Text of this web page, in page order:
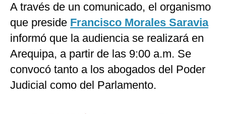
A través de un comunicado, el organismo
que preside Francisco Morales Saravia
informó que la audiencia se realizará en
Arequipa, a partir de las 9:00 a.m. Se
convocó tanto a los abogados del Poder
Judicial como del Parlamento.